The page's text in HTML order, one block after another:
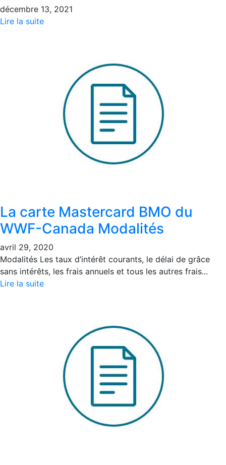
décembre 13, 2021
Lire la suite
La carte Mastercard BMO du
WWF-Canada Modalités
avril 29, 2020
Modalités Les taux d’intérêt courants, le délai de grâce
sans intérêts, les frais annuels et tous les autres frais...
Lire la suite